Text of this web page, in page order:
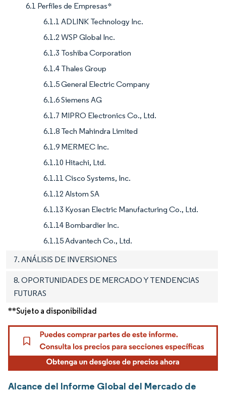
6.1 Perfiles de Empresas*
6.1.1 ADLINK Technology Inc.
6.1.2 WSP Global Inc.
6.1.3 Toshiba Corporation
6.1.4 Thales Group
6.1.5 General Electric Company
6.1.6 Siemens AG
6.1.7 MIPRO Electronics Co., Ltd.
6.1.8 Tech Mahindra Limited
6.1.9 MERMEC Inc.
6.1.10 Hitachi, Ltd.
6.1.11 Cisco Systems, Inc.
6.1.12 Alstom SA
6.1.13 Kyosan Electric Manufacturing Co., Ltd.
6.1.14 Bombardier Inc.
6.1.15 Advantech Co., Ltd.
7. ANÁLISIS DE INVERSIONES
8. OPORTUNIDADES DE MERCADO Y TENDENCIAS
FUTURAS
**Sujeto a disponibilidad
Alcance del Informe Global del Mercado de